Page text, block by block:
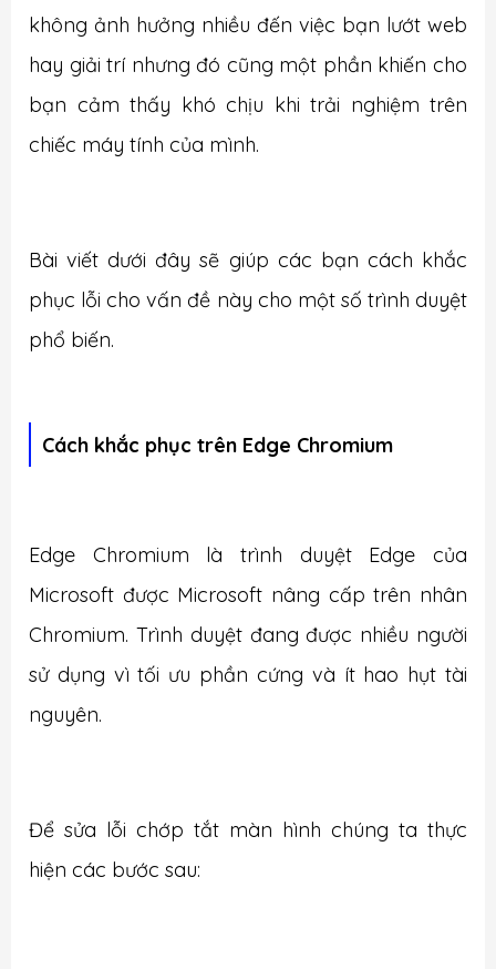
không ảnh hưởng nhiều đến việc bạn lướt web
hay giải trí nhưng đó cũng một phần khiến cho
bạn cảm thấy khó chịu khi trải nghiệm trên
chiếc máy tính của mình.
Bài viết dưới đây sẽ giúp các bạn cách khắc
phục lỗi cho vấn đề này cho một số trình duyệt
phổ biến.
Cách khắc phục trên Edge Chromium
Edge Chromium là trình duyệt Edge của
Microsoft được Microsoft nâng cấp trên nhân
Chromium. Trình duyệt đang được nhiều người
sử dụng vì tối ưu phần cứng và ít hao hụt tài
nguyên.
Để sửa lỗi chớp tắt màn hình chúng ta thực
hiện các bước sau: